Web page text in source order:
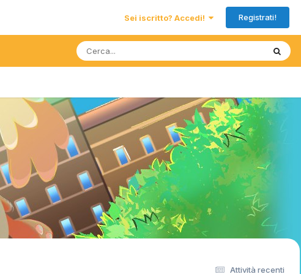
Sei iscritto? Accedi! Registrati!
Attività recenti